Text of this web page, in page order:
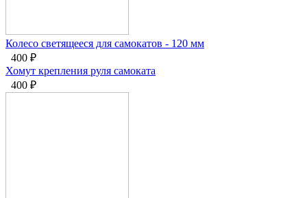
Колесо светящееся для самокатов - 120 мм
400 ₽
Хомут крепления руля самоката
400 ₽